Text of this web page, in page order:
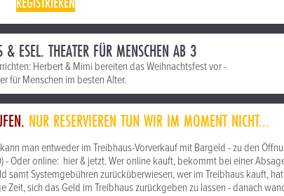
ESEL. THEATER FÜR MENSCHEN AB 3
Herbert & Mimi bereiten das Weihnachtsfest vor -
für Menschen im besten Alter.
NUR RESERVIEREN TUN WIR IM MOMENT NICHT...
man entweder im Treibhaus-Vorverkauf mit Bargeld - zu den
- Oder online: hier & jetzt. Wer online kauft, bekommt bei einer
samt Systemgebühren zurücküberwiesen, wer im Treibhaus kauft,
Zeit, sich das Geld im Treibhaus zurückgeben zu lassen - danach